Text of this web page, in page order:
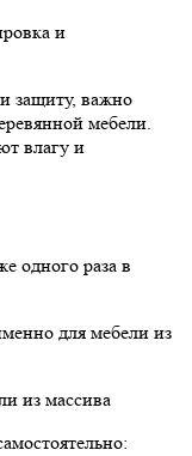
и
защиту, важно
мебели.
влагу и
одного раза в
для мебели из
из массива